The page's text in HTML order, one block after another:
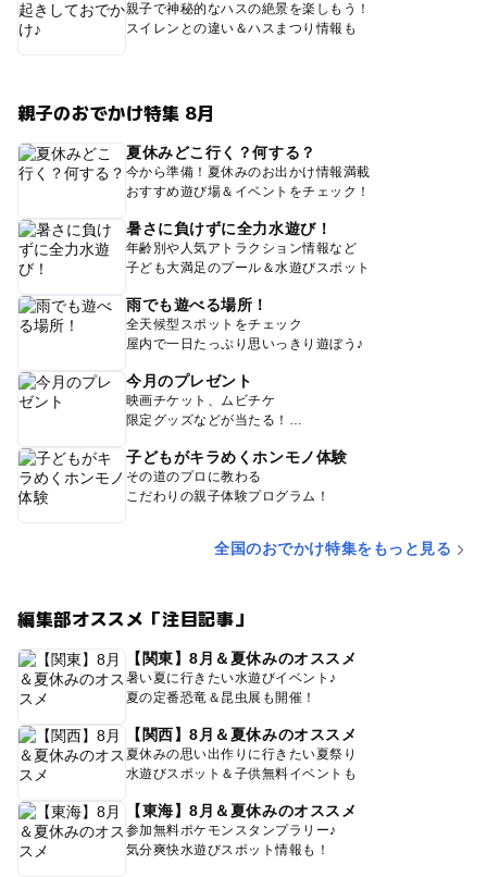
親子で神秘的なハスの絶景を楽しもう！
スイレンとの違い＆ハスまつり情報も
親子のおでかけ特集 8月
夏休みどこ行く？何する？
今から準備！夏休みのお出かけ情報満載
おすすめ遊び場＆イベントをチェック！
暑さに負けずに全力水遊び！
年齢別や人気アトラクション情報など
子ども大満足のプール＆水遊びスポット
雨でも遊べる場所！
全天候型スポットをチェック
屋内で一日たっぷり思いっきり遊ぼう♪
今月のプレゼント
映画チケット、ムビチケ
限定グッズなどが当たる！
子どもがキラめくホンモノ体験
その道のプロに教わる
こだわりの親子体験プログラム！
全国のおでかけ特集をもっと見る
編集部オススメ「注目記事」
【関東】8月＆夏休みのオススメ
暑い夏に行きたい水遊びイベント♪
夏の定番恐竜＆昆虫展も開催！
【関西】8月＆夏休みのオススメ
夏休みの思い出作りに行きたい夏祭り
水遊びスポット＆子供無料イベントも
【東海】8月＆夏休みのオススメ
参加無料ポケモンスタンプラリー♪
気分爽快水遊びスポット情報も！